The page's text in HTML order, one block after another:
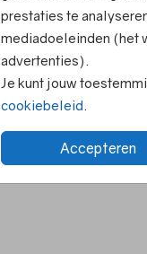
prestaties te
mediadoeleinden (het
advertenties).
Je kunt jouw
cookiebeleid
Accepteren